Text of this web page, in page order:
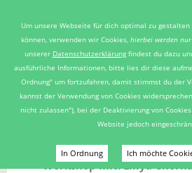
Um unsere Webseite für dich optimal zu
können, verwenden wir Cookies, hierbei werden
unserer Datenschutzerklärungfindest du dazu
ausführliche Informationen, bitte lies dir diese
Ordnung" um fortzufahren, damit stimmst du der
kannst der Verwendung von Cookies
nicht zulassen"), bei der Deaktivierung von
Website jedoch
In Ordnung Ich möchte
E.V.
STARK gegen
Workshop mit: Liliya